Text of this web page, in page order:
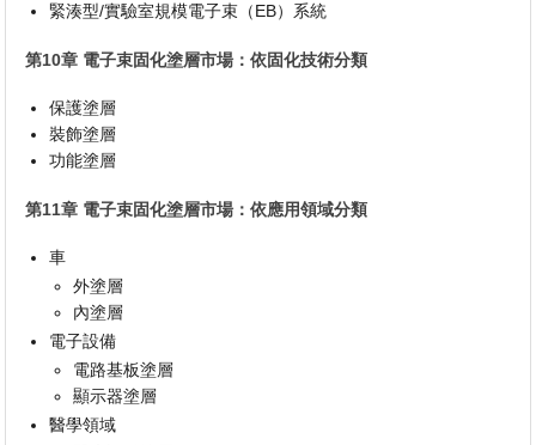
緊湊型/實驗室規模電子束（EB）系統
第10章 電子束固化塗層市場：依固化技術分類
保護塗層
裝飾塗層
功能塗層
第11章 電子束固化塗層市場：依應用領域分類
車
外塗層
內塗層
電子設備
電路基板塗層
顯示器塗層
醫學領域